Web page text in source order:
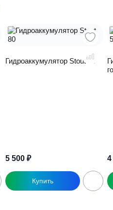
Гидроаккумулятор Stout 80
5 500 ₽